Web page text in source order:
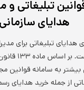
تبلیغاتی و
هدایای سازمانی
هدایای تبلیغاتی برای
قانونی
به سامانه قوانین
از جمله خرید هدایای